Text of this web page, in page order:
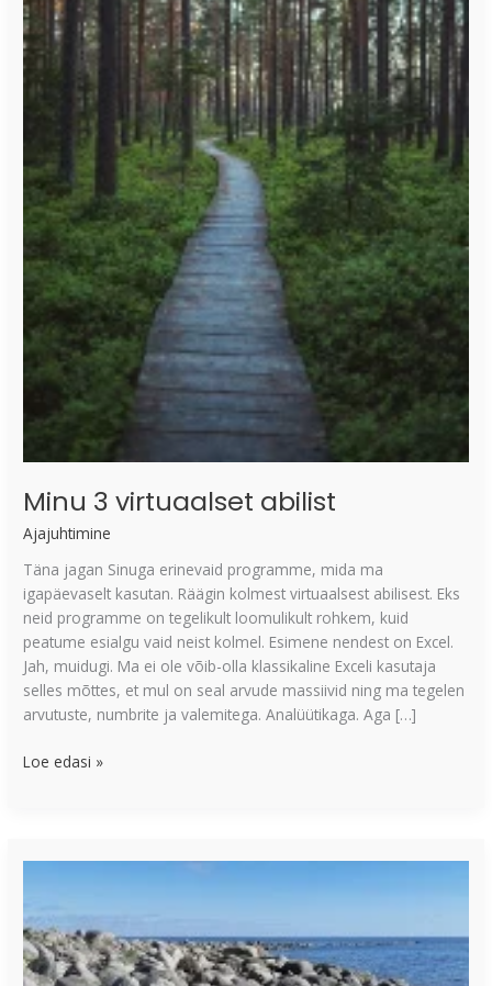
Minu 3 virtuaalset abilist
Ajajuhtimine
Täna jagan Sinuga erinevaid programme, mida ma
igapäevaselt kasutan. Räägin kolmest virtuaalsest abilisest. Eks
neid programme on tegelikult loomulikult rohkem, kuid
peatume esialgu vaid neist kolmel. Esimene nendest on Excel.
Jah, muidugi. Ma ei ole võib-olla klassikaline Exceli kasutaja
selles mõttes, et mul on seal arvude massiivid ning ma tegelen
arvutuste, numbrite ja valemitega. Analüütikaga. Aga […]
Loe edasi »
edasilükkamist
vältida